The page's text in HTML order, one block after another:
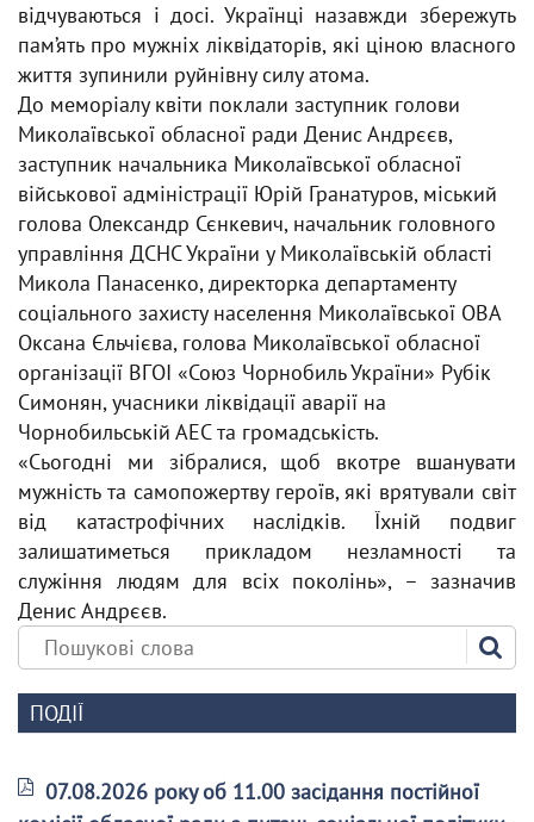
відчуваються і досі. Українці назавжди збережуть
пам’ять про мужніх ліквідаторів, які ціною власного
життя зупинили руйнівну силу атома.
До меморіалу квіти поклали заступник голови
Миколаївської обласної ради Денис Андрєєв,
заступник начальника Миколаївської обласної
військової адміністрації Юрій Гранатуров, міський
голова Олександр Сєнкевич, начальник головного
управління ДСНС України у Миколаївській області
Микола Панасенко, директорка департаменту
соціального захисту населення Миколаївської ОВА
Оксана Єльчієва, голова Миколаївської обласної
організації ВГОІ «Союз Чорнобиль України» Рубік
Симонян, учасники ліквідації аварії на
Чорнобильській АЕС та громадськість.
«Сьогодні ми зібралися, щоб вкотре вшанувати
мужність та самопожертву героїв, які врятували світ
від катастрофічних наслідків. Їхній подвиг
залишатиметься прикладом незламності та
служіння людям для всіх поколінь», – зазначив
Денис Андрєєв.
ПОДІЇ
07.08.2026 року об 11.00 засідання постійної